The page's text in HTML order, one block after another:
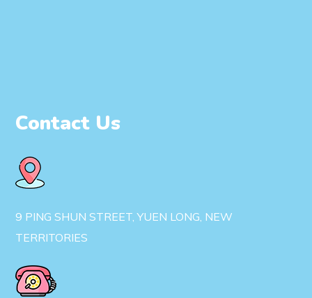
Contact Us
9 PING SHUN STREET, YUEN LONG, NEW
TERRITORIES